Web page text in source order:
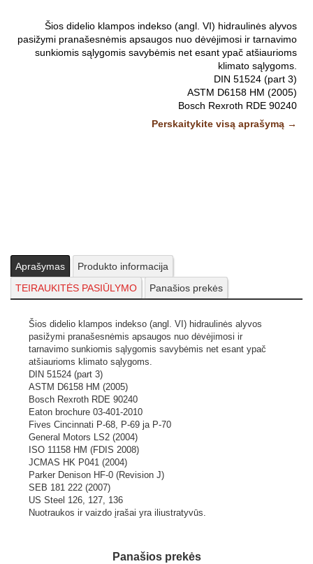
Šios didelio klampos indekso (angl. VI) hidraulinės alyvos
pasižymi pranašesnėmis apsaugos nuo dėvėjimosi ir tarnavimo
sunkiomis sąlygomis savybėmis net esant ypač atšiaurioms
klimato sąlygoms.
DIN 51524 (part 3)
ASTM D6158 HM (2005)
Bosch Rexroth RDE 90240
Eaton brochure 03-401-2010
Fives Cincinnati P-68, P-69 ja P-70
Perskaitykite visą aprašymą →
Aprašymas
Produkto informacija
TEIRAUKITĖS PASIŪLYMO
Panašios prekės
Šios didelio klampos indekso (angl. VI) hidraulinės alyvos
pasižymi pranašesnėmis apsaugos nuo dėvėjimosi ir
tarnavimo sunkiomis sąlygomis savybėmis net esant ypač
atšiaurioms klimato sąlygoms.
DIN 51524 (part 3)
ASTM D6158 HM (2005)
Bosch Rexroth RDE 90240
Eaton brochure 03-401-2010
Fives Cincinnati P-68, P-69 ja P-70
General Motors LS2 (2004)
ISO 11158 HM (FDIS 2008)
JCMAS HK P041 (2004)
Parker Denison HF-0 (Revision J)
SEB 181 222 (2007)
US Steel 126, 127, 136
Nuotraukos ir vaizdo įrašai yra iliustratyvūs.
Panašios prekės